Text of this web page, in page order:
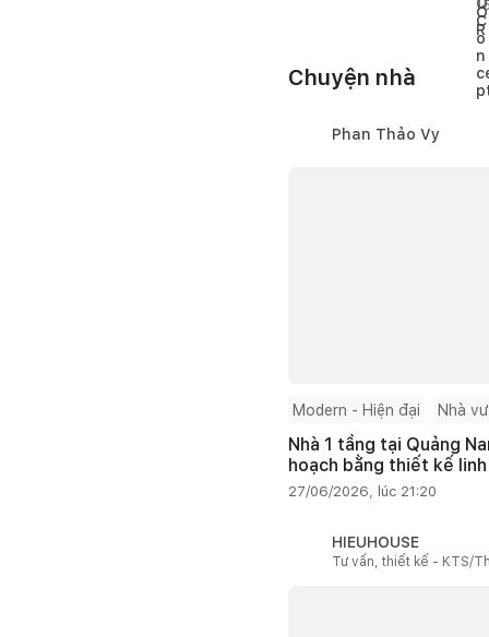
Chuyện nhà
Phan Thảo Vy
Modern - Hiện đại Nhà
Nhà 1 tầng tại Quảng
hoạch bằng thiết kế
27/06/2026, lúc 21:20
HIEUHOUSE
Tư vấn, thiết kế - KTS/